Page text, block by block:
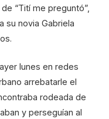
“Tití me preguntó”,
su novia Gabriela
lunes en redes
arrebatarle el
rodeada de
y perseguían al